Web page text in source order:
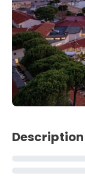
Description